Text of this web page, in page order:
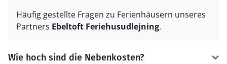
Häufig gestellte Fragen zu Ferienhäusern unseres
Partners Ebeltoft Feriehusudlejning.
Wie hoch sind die Nebenkosten?